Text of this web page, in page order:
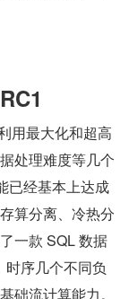
用最大化和超高
处理难度等几个
已经基本上达成
算分离、冷热分
一款 SQL 数据
时序几个不同负
础流计算能力。